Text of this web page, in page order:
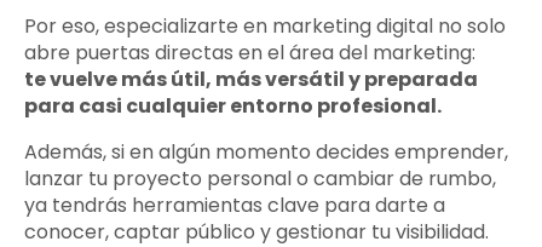
Por eso, especializarte en marketing digital no solo
abre puertas directas en el área del marketing:
te vuelve más útil, más versátil y preparada
para casi cualquier entorno profesional.
Además, si en algún momento decides emprender,
lanzar tu proyecto personal o cambiar de rumbo,
ya tendrás herramientas clave para darte a
conocer, captar público y gestionar tu visibilidad.